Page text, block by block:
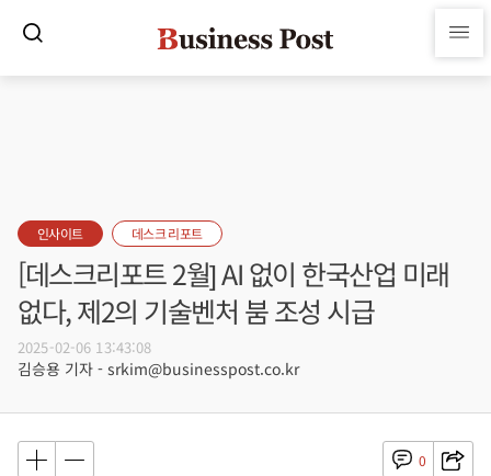
인사이트 데스크 리포트
[데스크리포트 2월] AI 없이 한국산업 미래
없다, 제2의 기술벤처 붐 조성 시급
2025-02-06 13:43:08
김승용 기자 - srkim@businesspost.co.kr
0